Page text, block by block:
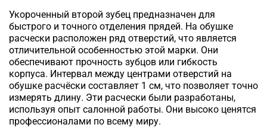
Укороченный второй зубец предназначен для
быстрого и точного отделения прядей. На обушке
расчески расположен ряд отверстий, что является
отличительной особенностью этой марки. Они
обеспечивают прочность зубцов или гибкость
корпуса. Интервал между центрами отверстий на
обушке расчёски составляет 1 см, что позволяет точно
измерять длину. Эти расчески были разработаны,
используя опыт салонной работы. Они высоко ценятся
профессионалами по всему миру.